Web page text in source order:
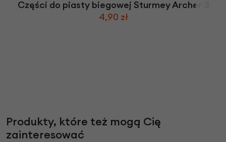
Części do piasty biegowej Sturmey Archer 3
4,90 zł
Produkty, które też mogą Cię
zainteresować